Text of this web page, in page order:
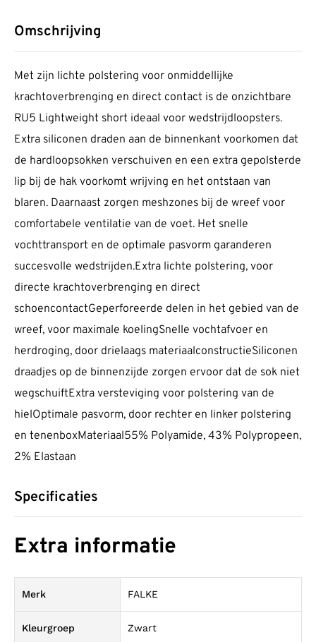
Omschrijving
Met zijn lichte polstering voor onmiddellijke
krachtoverbrenging en direct contact is de onzichtbare
RU5 Lightweight short ideaal voor wedstrijdloopsters.
Extra siliconen draden aan de binnenkant voorkomen dat
de hardloopsokken verschuiven en een extra gepolsterde
lip bij de hak voorkomt wrijving en het ontstaan van
blaren. Daarnaast zorgen meshzones bij de wreef voor
comfortabele ventilatie van de voet. Het snelle
vochttransport en de optimale pasvorm garanderen
succesvolle wedstrijden.Extra lichte polstering, voor
directe krachtoverbrenging en direct
schoencontactGeperforeerde delen in het gebied van de
wreef, voor maximale koelingSnelle vochtafvoer en
herdroging, door drielaags materiaalconstructieSiliconen
draadjes op de binnenzijde zorgen ervoor dat de sok niet
wegschuiftExtra versteviging voor polstering van de
hielOptimale pasvorm, door rechter en linker polstering
en tenenboxMateriaal55% Polyamide, 43% Polypropeen,
2% Elastaan
Specificaties
Extra informatie
Merk FALKE
Kleurgroep Zwart